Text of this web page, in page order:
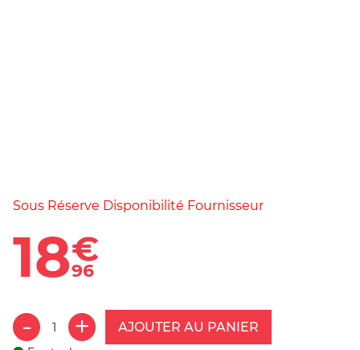
Sous Réserve Disponibilité Fournisseur
18€
96
AJOUTER AU PANIER